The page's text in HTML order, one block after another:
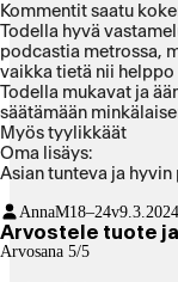
Kommentit saatu
Todella hyvä
podcastia metrossa,
vaikka tietä nii
Todella mukavat ja
säätämään
Myös tyylikkäät
Oma lisäys:
Asian tunteva ja
AnnaM18–24v9.3.2024
Arvostele tuote
Arvosana 5/5